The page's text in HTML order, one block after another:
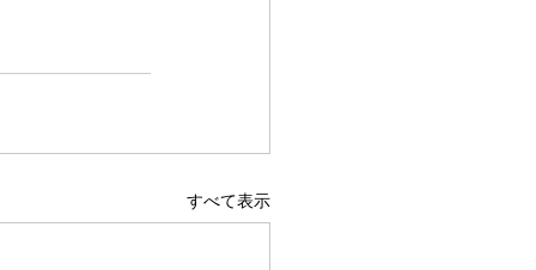
すべて表示